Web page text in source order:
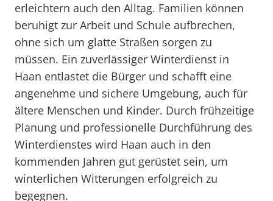
erleichtern auch den Alltag. Familien können
beruhigt zur Arbeit und Schule aufbrechen,
ohne sich um glatte Straßen sorgen zu
müssen. Ein zuverlässiger Winterdienst in
Haan entlastet die Bürger und schafft eine
angenehme und sichere Umgebung, auch für
ältere Menschen und Kinder. Durch frühzeitige
Planung und professionelle Durchführung des
Winterdienstes wird Haan auch in den
kommenden Jahren gut gerüstet sein, um
winterlichen Witterungen erfolgreich zu
begegnen.